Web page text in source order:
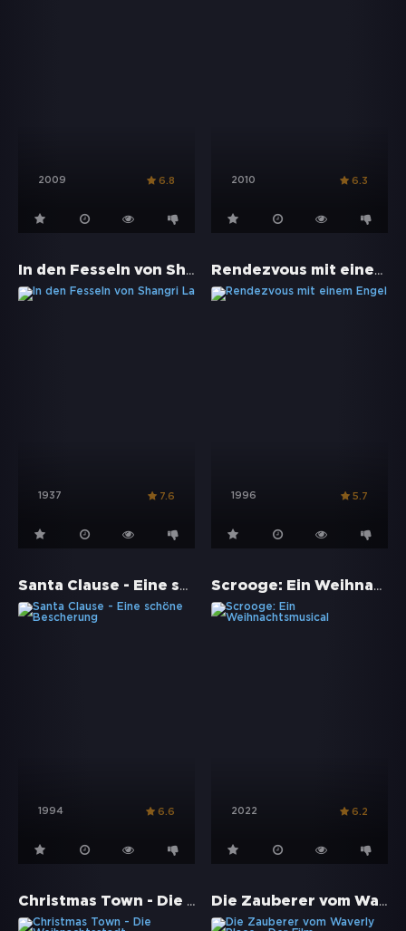
2009 6.8 2010 6.3
In den Fesseln von Shangri La
1937 7.6
Rendezvous mit einem Engel
1996 5.7
Santa Clause - Eine schöne Bescherung
1994 6.6
Scrooge: Ein Weihnachtsmusical
2022 6.2
Christmas Town - Die Weihnachtsstadt Die Zauberer vom Waverly Place - Der Film